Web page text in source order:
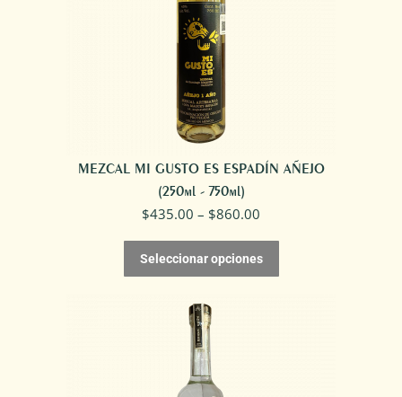
MEZCAL MI GUSTO ES ESPADÍN AÑEJO
(250ml - 750ml)
$435.00 – $860.00
Seleccionar opciones